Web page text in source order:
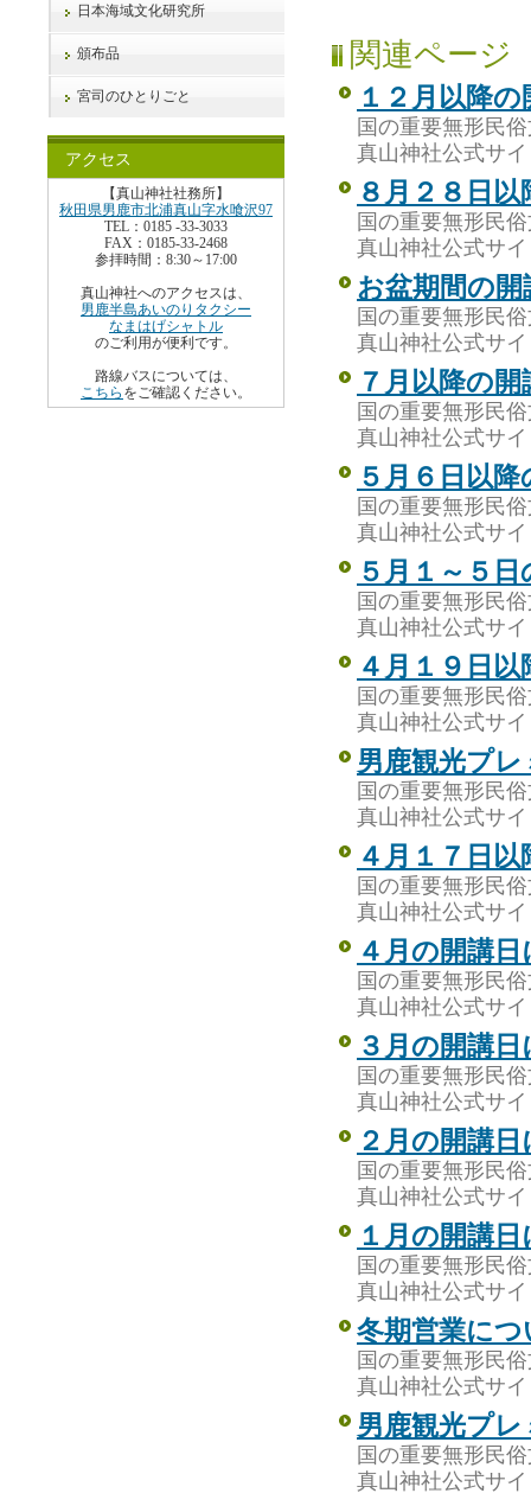
関連ページ
１２月以降
国の重要無形民
真山神社公式サ
８月２８日
国の重要無形民
真山神社公式サ
お盆期間の
国の重要無形民
真山神社公式サ
７月以降の
国の重要無形民
真山神社公式サ
５月６日以
国の重要無形民
真山神社公式サ
５月１～５
国の重要無形民
真山神社公式サ
４月１９日
国の重要無形民
真山神社公式サ
男鹿観光プ
国の重要無形民
真山神社公式サ
４月１７日
国の重要無形民
真山神社公式サ
４月の開講
国の重要無形民
真山神社公式サ
３月の開講
国の重要無形民
真山神社公式サ
２月の開講
国の重要無形民
真山神社公式サ
１月の開講
国の重要無形民
真山神社公式サ
冬期営業につ
国の重要無形民
真山神社公式サ
男鹿観光プ
国の重要無形民
真山神社公式サ
日本海域文化研究所
頒布品
宮司のひとりごと
アクセス
【真山神社社務所】
秋田県男鹿市北浦真山字水喰沢97
TEL：0185 -33-3033
FAX：0185-33-2468
参拝時間：8:30～17:00
真山神社へのアクセスは、
男鹿半島あいのりタクシー
なまはげシャトル
のご利用が便利です。
路線バスについては、
こちら をご確認ください。